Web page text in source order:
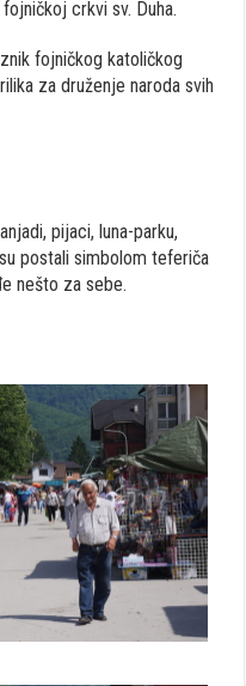
crkvi sv. Duha.
fojničkog katoličkog
za druženje naroda svih
pijaci, luna-parku,
postali simbolom teferiča
nešto za sebe.